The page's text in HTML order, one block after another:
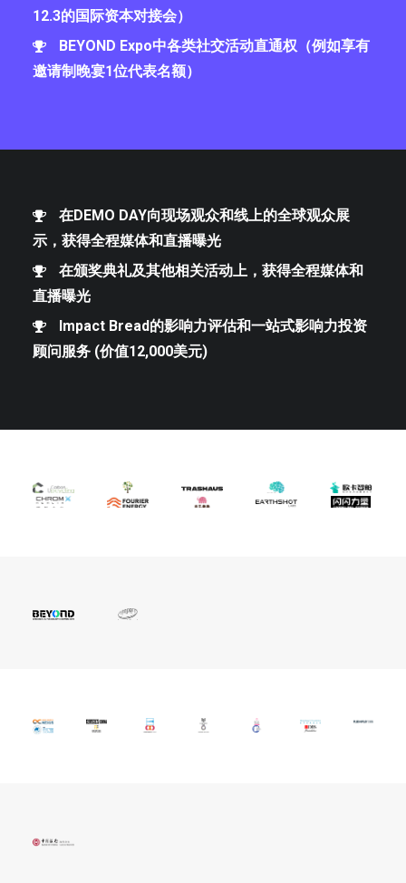
12.3的国际资本对接会）
BEYOND Expo中各类社交活动直通权（例如享有
邀请制晚宴1位代表名额）
在DEMO DAY向现场观众和线上的全球观众展
示，获得全程媒体和直播曝光
在颁奖典礼及其他相关活动上，获得全程媒体和
直播曝光
Impact Bread的影响力评估和一站式影响力投资
顾问服务 (价值12,000美元)